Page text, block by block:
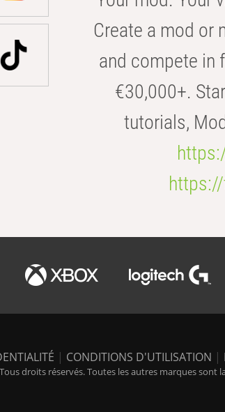
Create a mod or
and compete in
€30,000+.
tutorials,
| CONDITIONS D'UTILISATION |
droits réservés. Toutes les autres marques sont